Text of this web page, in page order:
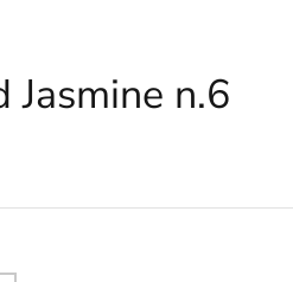
Jasmine n.6